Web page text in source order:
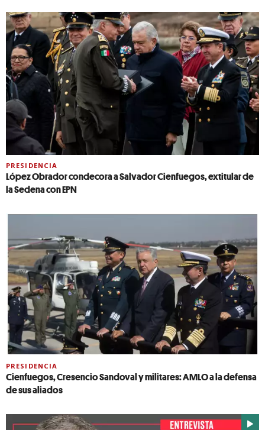
PRESIDENCIA
López Obrador condecora a Salvador Cienfuegos, extitular de
la Sedena con EPN
PRESIDENCIA
Cienfuegos, Cresencio Sandoval y militares: AMLO a la defensa
de sus aliados